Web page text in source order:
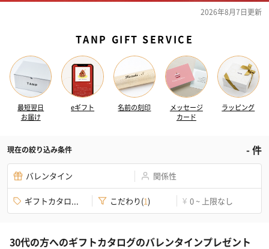
2026年8月7日更新
TANP GIFT SERVICE
最短翌日
お届け
eギフト 名前の刻印
メッセージ
カード
ラッピング
現在の絞り込み条件 -件
バレンタイン 関係性
ギフトカタロ... こだわり(1) ¥ 0 ~ 上限なし
30代の方へのギフトカタログのバレンタインプレゼント